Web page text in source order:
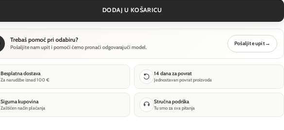
DODAJ U KOŠARICU
Trebaš pomoć pri odabiru?
Pošaljite nam upit i pomoći ćemo pronaći odgovarajući model.
Pošaljite upit→
Besplatna dostava
Za narudžbe iznad 100 €
14 dana za povrat
Jednostavan povrat proizvoda
Sigurna kupovina
Zaštićen način plaćanja
Stručna podrška
Tu smo za sva pitanja